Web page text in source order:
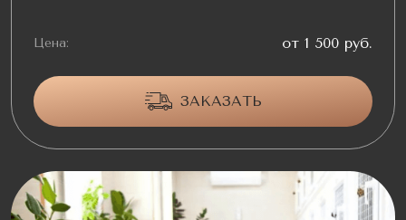
Цена: от 1 500 руб.
ЗАКАЗАТЬ